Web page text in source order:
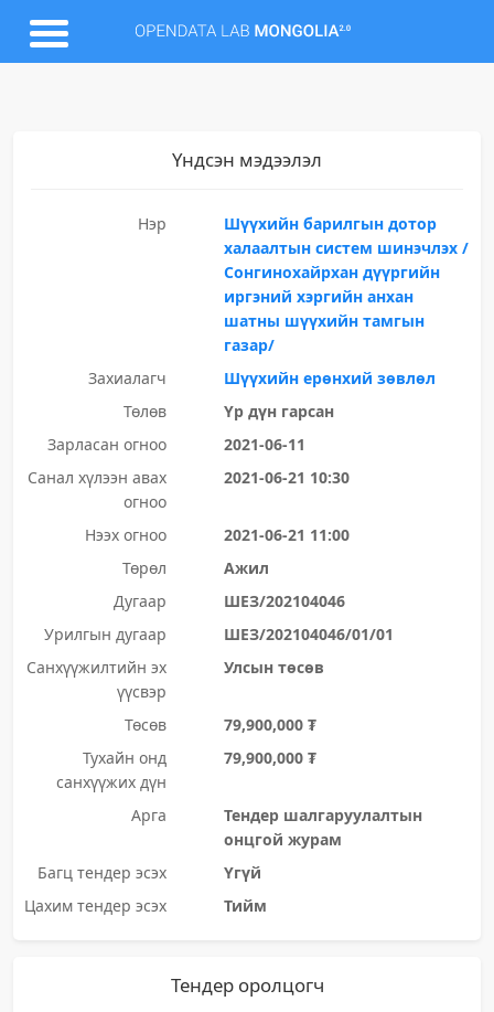
Үндсэн мэдээлэл
Нэр
Шүүхийн барилгын дотор
халаалтын систем шинэчлэх /
Сонгинохайрхан дүүргийн
иргэний хэргийн анхан
шатны шүүхийн тамгын
газар/
Захиалагч
Шүүхийн ерөнхий зөвлөл
Төлөв
Үр дүн гарсан
Зарласан огноо
2021-06-11
Санал хүлээн авах
огноо
2021-06-21 10:30
Нээх огноо
2021-06-21 11:00
Төрөл
Ажил
Дугаар
ШЕЗ/202104046
Урилгын дугаар
ШЕЗ/202104046/01/01
Санхүүжилтийн эх
үүсвэр
Улсын төсөв
Төсөв
79,900,000 ₮
Тухайн онд
санхүүжих дүн
79,900,000 ₮
Арга
Тендер шалгаруулалтын
онцгой журам
Багц тендер эсэх
Үгүй
Цахим тендер эсэх
Тийм
Тендер оролцогч